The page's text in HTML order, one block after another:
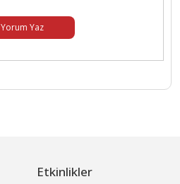
Yorum Yaz
Etkinlikler